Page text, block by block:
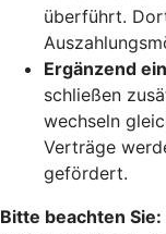
überführt.
Ergänzend
schließen
wechseln
Verträge
gefördert.
Bitte beachten Sie: